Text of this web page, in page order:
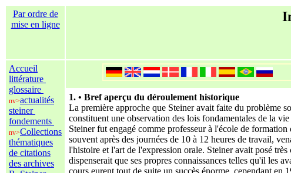
Par ordre de
mise en ligne
Accueil
littérature
glossaire
nv>actualités
steiner
fondements
nv>Collections
thématiques
de citations
des archives
1. • Bref aperçu du déroulement historique
La première approche que Steiner avait faite du problème
constituent une observation des lois fondamentales de la
Steiner fut engagé comme professeur à l'école de
souvent après des journées de 10 à 12 heures de travail,
l'histoire et l'art de l'expression orale. Steiner avait posé
dispenserait que ses propres connaissances telles qu'il les
cours eurent tout de suite un succès énorme, cependant